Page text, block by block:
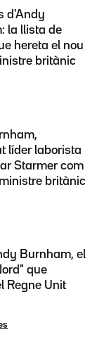
d'Andy
la llista de
hereta el nou
britànic
líder laborista
Starmer com
britànic
Burnham, el
que
Regne Unit